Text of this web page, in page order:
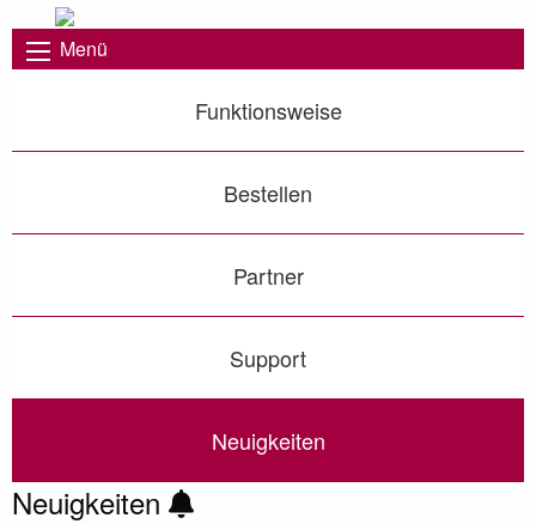
Menü
Funktionsweise
Bestellen
Partner
Support
Neuigkeiten
Neuigkeiten